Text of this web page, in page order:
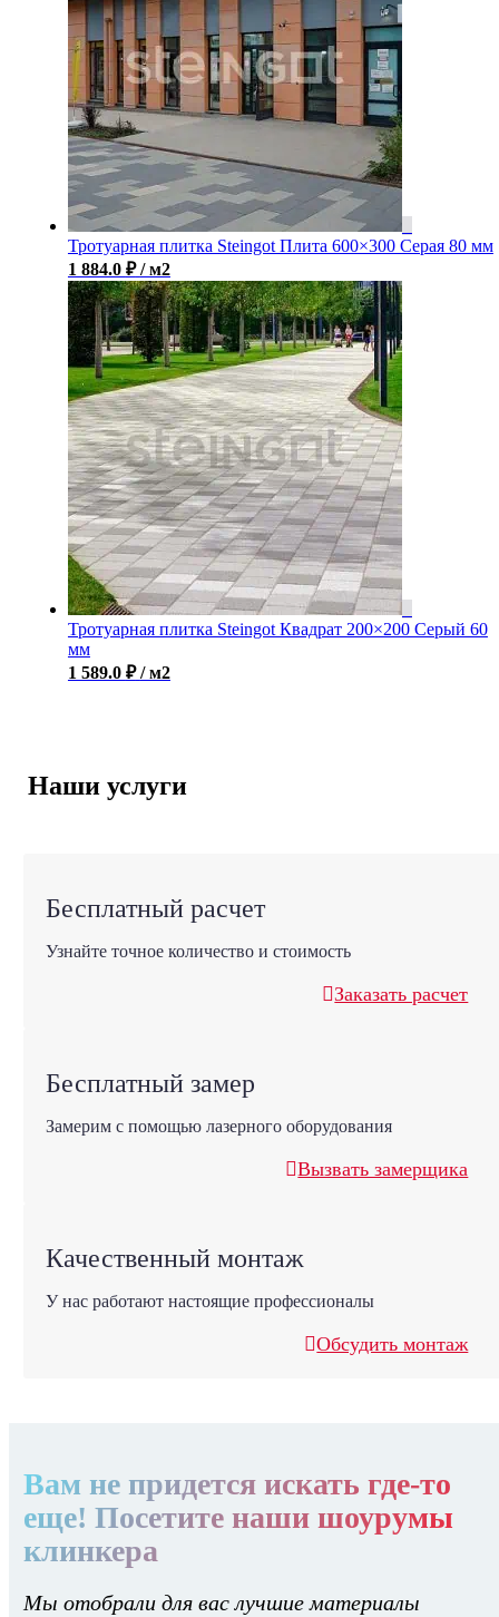
Тротуарная плитка Steingot Плита 600×300 Серая 80 мм
1 884.0 ₽ / м2
Тротуарная плитка Steingot Квадрат 200×200 Серый 60
мм
1 589.0 ₽ / м2
Наши услуги
Бесплатный расчет
Узнайте точное количество и стоимость
Заказать расчет
Бесплатный замер
Замерим с помощью лазерного оборудования
Вызвать замерщика
Качественный монтаж
У нас работают настоящие профессионалы
Обсудить монтаж
Вам не придется искать где-то
еще! Посетите наши шоурумы
клинкера
Мы отобрали для вас лучшие материалы